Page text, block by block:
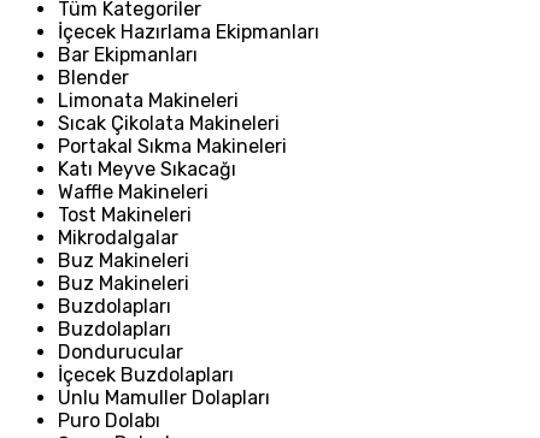
Tüm Kategoriler
İçecek Hazırlama Ekipmanları
Bar Ekipmanları
Blender
Limonata Makineleri
Sıcak Çikolata Makineleri
Portakal Sıkma Makineleri
Katı Meyve Sıkacağı
Waffle Makineleri
Tost Makineleri
Mikrodalgalar
Buz Makineleri
Buz Makineleri
Buzdolapları
Buzdolapları
Dondurucular
İçecek Buzdolapları
Unlu Mamuller Dolapları
Puro Dolabı